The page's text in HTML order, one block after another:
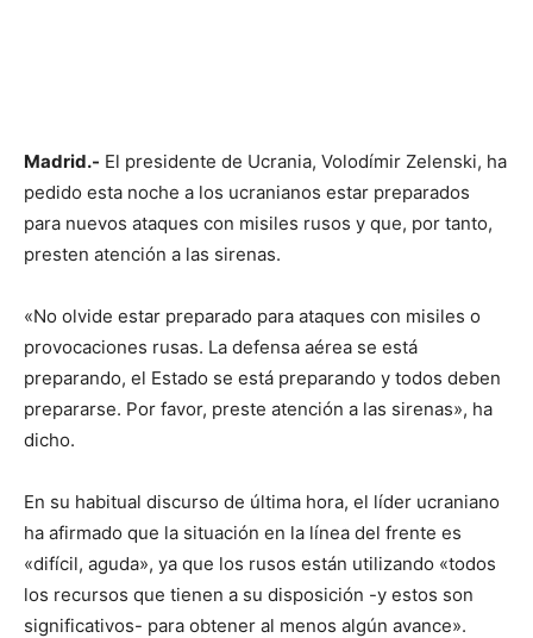
Madrid.- El presidente de Ucrania, Volodímir Zelenski, ha
pedido esta noche a los ucranianos estar preparados
para nuevos ataques con misiles rusos y que, por tanto,
presten atención a las sirenas.
«No olvide estar preparado para ataques con misiles o
provocaciones rusas. La defensa aérea se está
preparando, el Estado se está preparando y todos deben
prepararse. Por favor, preste atención a las sirenas», ha
dicho.
En su habitual discurso de última hora, el líder ucraniano
ha afirmado que la situación en la línea del frente es
«difícil, aguda», ya que los rusos están utilizando «todos
los recursos que tienen a su disposición -y estos son
significativos- para obtener al menos algún avance».